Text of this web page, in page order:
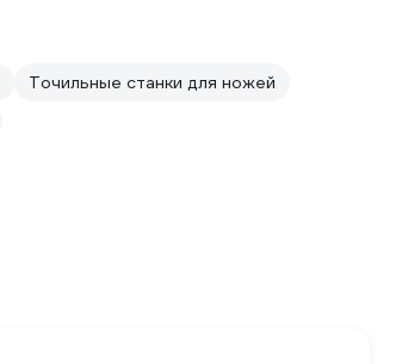
Точильные станки для ножей